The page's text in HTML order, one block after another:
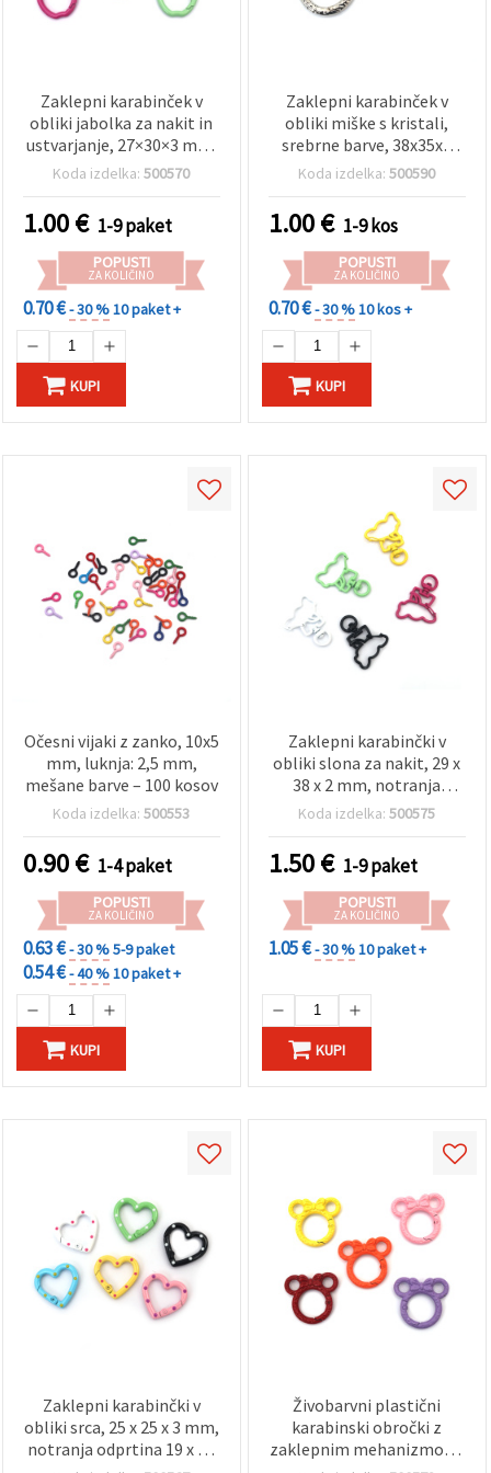
Zaklepni karabinček v
obliki jabolka za nakit in
ustvarjanje, 27×30×3 mm,
notranja odprtina 20×15
Koda izdelka:500570
1.00€ 1-9 paket
POPUSTI
ZA KOLIČINO
0.70 €- 30 %10 paket +
KUPI
Zaklepni karabinček v
obliki miške s kristali,
srebrne barve, 38x35x4
mm
Koda izdelka:500590
1.00€ 1-9 kos
POPUSTI
ZA KOLIČINO
0.70 €- 30 %10 kos +
KUPI
Očesni vijaki z zanko, 10x5
mm, luknja: 2,5 mm,
mešane barve – 100 kosov
Koda izdelka:500553
0.90€ 1-4 paket
POPUSTI
ZA KOLIČINO
0.63 €- 30 %5-9 paket
0.54 €- 40 %10 paket +
KUPI
Zaklepni karabinčki v
obliki slona za nakit, 29 x
38 x 2 mm, notranja
odprtina 22 x 10 mm,
Koda izdelka:500575
1.50€ 1-9 paket
POPUSTI
ZA KOLIČINO
1.05 €- 30 %10 paket +
KUPI
Zaklepni karabinčki v
obliki srca, 25 x 25 x 3 mm,
notranja odprtina 19 x 19
Živobarvni plastični
karabinski obročki z
zaklepnim mehanizmom,